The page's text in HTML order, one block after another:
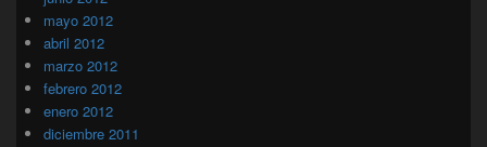
mayo 2012
abril 2012
marzo 2012
febrero 2012
enero 2012
diciembre 2011